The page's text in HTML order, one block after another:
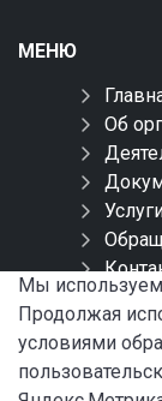
МЕНЮ
Об
Карта
СОЦИАЛЬНЫЕ
Мы
Продолжая
условиями